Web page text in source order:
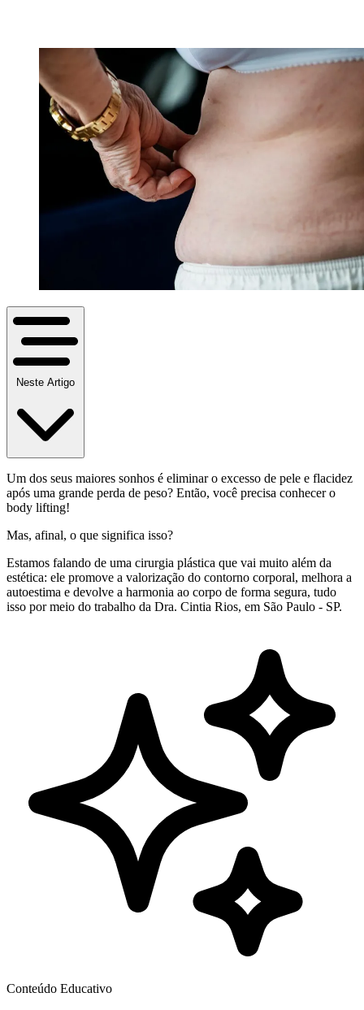
Neste Artigo
Um dos seus maiores sonhos é eliminar o excesso de pele e flacidez
após uma grande perda de peso? Então, você precisa conhecer o
body lifting!
Mas, afinal, o que significa isso?
Estamos falando de uma cirurgia plástica que vai muito além da
estética: ele promove a valorização do contorno corporal, melhora a
autoestima e devolve a harmonia ao corpo de forma segura, tudo
isso por meio do trabalho da Dra. Cintia Rios, em São Paulo - SP.
Conteúdo Educativo